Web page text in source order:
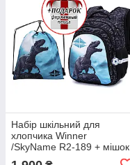
Набір шкільний для
хлопчика Winner
/SkyName R2-189 + мішок